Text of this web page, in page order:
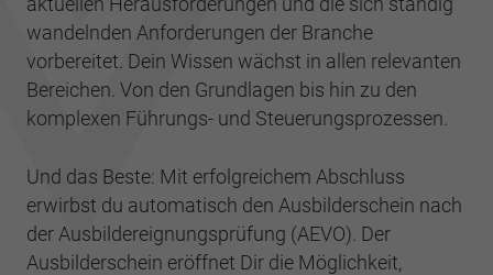
wandelnden Anforderungen der Branche
vorbereitet. Dein Wissen wächst in allen relevanten
Bereichen. Von den Grundlagen bis hin zu den
komplexen Führungs- und Steuerungsprozessen.
Und das Beste: Mit erfolgreichem Abschluss
erwirbst du automatisch den Ausbilderschein nach
der Ausbildereignungsprüfung (AEVO). Der
Ausbilderschein eröffnet Dir die Möglichkeit,